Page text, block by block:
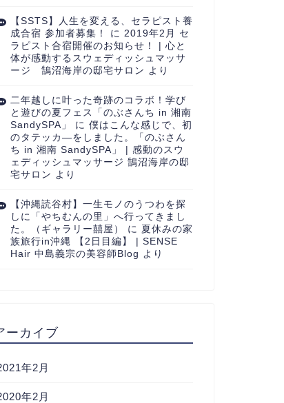
【SSTS】人生を変える、セラピスト養
成合宿 参加者募集！
に 2019年2月 セ
ラピスト合宿開催のお知らせ！ | 心と
体が感動するスウェディッシュマッサ
ージ 鵠沼海岸の邸宅サロン より
二年越しに叶った奇跡のコラボ！学び
と遊びの夏フェス「のぶさんち in 湘南
SandySPA」
に 僕はこんな感じで、初
のタテッカ―をしました。「のぶさん
ち in 湘南 SandySPA」 | 感動のスウ
ェディッシュマッサージ 鵠沼海岸の邸
宅サロン より
【沖縄読谷村】一生モノのうつわを探
しに「やちむんの里」へ行ってきまし
た。（ギャラリー囍屋）
に 夏休みの家
族旅行in沖縄 【2日目編】 | SENSE
Hair 中島義宗の美容師Blog より
ーカイブ
年2月
年2月